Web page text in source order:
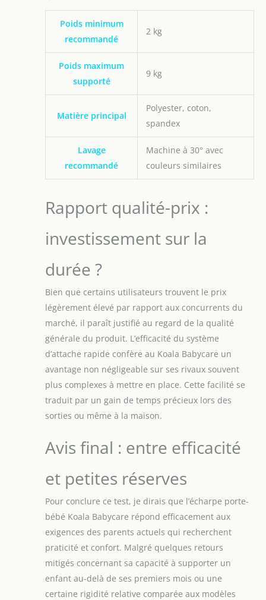
Poids minimum
recommandé
2 kg
Poids maximum
supporté
9 kg
Matière principal
Polyester, coton,
spandex
Lavage
recommandé
Machine à 30° avec
couleurs similaires
Rapport qualité-prix :
investissement sur la
durée ?
Bien que certains utilisateurs trouvent le prix
légèrement élevé par rapport aux concurrents du
marché, il paraît justifié au regard de la qualité
générale du produit. L’efficacité du système
d’attache rapide confère au Koala Babycare un
avantage non négligeable sur ses rivaux souvent
plus complexes à mettre en place. Cette facilité se
traduit par un gain de temps précieux lors des
sorties ou même à la maison.
Avis final : entre efficacité
et petites réserves
Pour conclure ce test, je dirais que l’écharpe porte-
bébé Koala Babycare répond efficacement aux
exigences des parents actuels qui recherchent
praticité et confort. Malgré quelques retours
mitigés concernant sa capacité à supporter un
enfant au-delà de ses premiers mois ou une
certaine rigidité relative comparée aux modèles